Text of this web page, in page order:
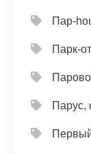
Пар-
Парк-
Парус,